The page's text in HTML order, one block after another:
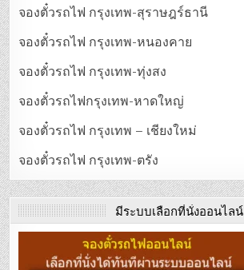
จองตั๋วรถไฟ กรุงเทพ-สุราษฎร์ธานี
จองตั๋วรถไฟ กรุงเทพ-หนองคาย
จองตั๋วรถไฟ กรุงเทพ-ทุ่งสง
จองตั๋วรถไฟกรุงเทพ-หาดใหญ่
จองตั๋วรถไฟ กรุงเทพ – เชียงใหม่
จองตั๋วรถไฟ กรุงเทพ-ตรัง
มีระบบเลือกที่นั่งออนไลน์